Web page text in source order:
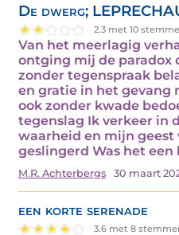
De dwerg;
2.3 met 10
Van het meerlagig
ontging mij de paradox
zonder tegenspraak
en gratie in het gevang
ook zonder kwade
tegenslag Ik verkeer in
waarheid en mijn
geslingerd Was het
M.R. Achterbergs 30 maart
een korte serenade
3.6 met 8